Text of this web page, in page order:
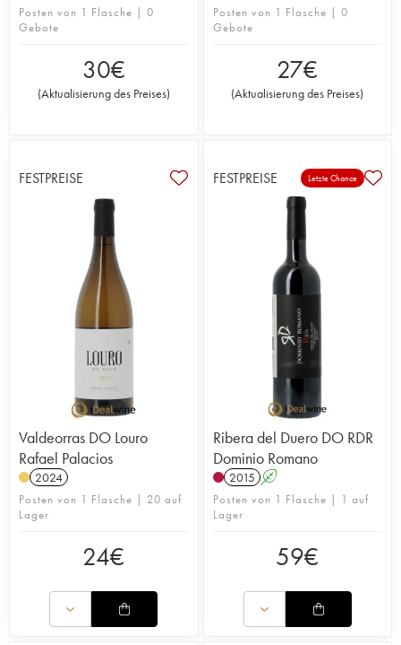
Posten von 1 Flasche | 0
Gebote
30€
(Aktualisierung des Preises)
Posten von 1 Flasche | 0
Gebote
27€
(Aktualisierung des Preises)
FESTPREISE
Valdeorras DO Louro
Rafael Palacios
2024
Posten von 1 Flasche | 20 auf
Lager
24€
FESTPREISE Letzte Chance
Ribera del Duero DO RDR
Dominio Romano
2015 A
Posten von 1 Flasche | 1 auf
Lager
59€